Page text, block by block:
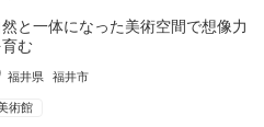
然と一体になった美術空間で想像力
育む
福井県 福井市
術館